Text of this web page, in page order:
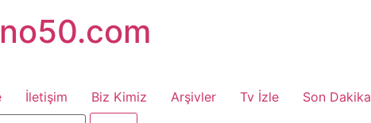
İletişim Biz Kimiz Arşivler Tv İzle Son Dakika